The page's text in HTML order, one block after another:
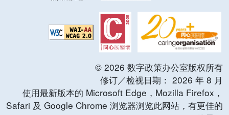
© 2026 数字政策办公室版权所有
修订／检视日期： 2026 年 8 月
使用最新版本的 Microsoft Edge，Mozilla Firefox，
Safari 及 Google Chrome 浏览器浏览此网站，有更佳的